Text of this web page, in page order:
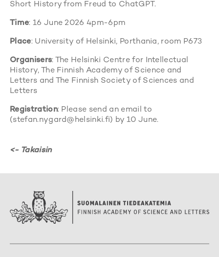
Short History from Freud to ChatGPT.
Time: 16 June 2026 4pm-6pm
Place: University of Helsinki, Porthania, room P673
Organisers: The Helsinki Centre for Intellectual
History, The Finnish Academy of Science and
Letters and The Finnish Society of Sciences and
Letters
Registration: Please send an email to
(stefan.nygard@helsinki.fi) by 10 June.
<- Takaisin